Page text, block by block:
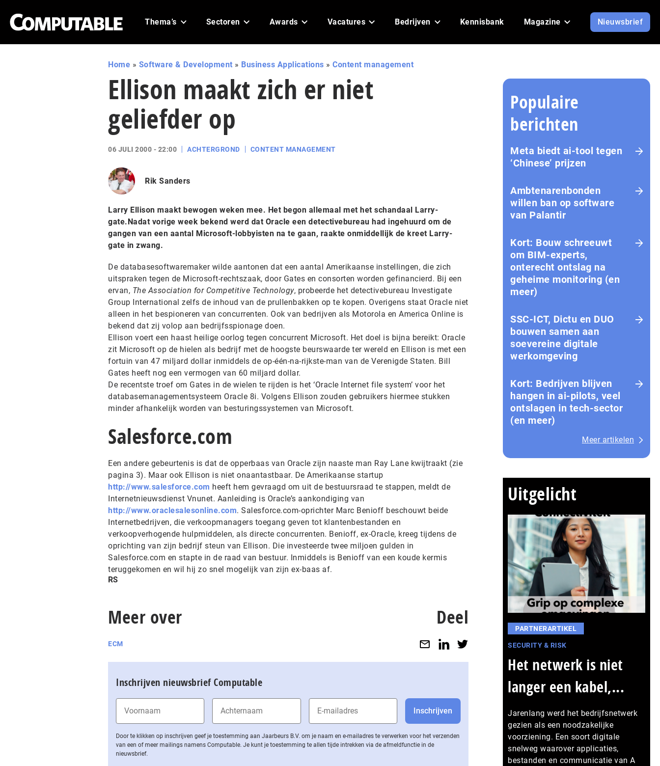
Thema’s Sectoren Awards Vacatures Bedrijven Kennisbank Magazine Nieuwsbrief
Home » Software & Development » Business Applications » Content management
Ellison maakt zich er niet
geliefder op
06 JULI 2000 - 22:00 ACHTERGROND CONTENT MANAGEMENT
Rik Sanders
Larry Ellison maakt bewogen weken mee. Het begon allemaal met het schandaal Larry-
gate.Nadat vorige week bekend werd dat Oracle een detectivebureau had ingehuurd om de
gangen van een aantal Microsoft-lobbyisten na te gaan, raakte onmiddellijk de kreet Larry-
gate in zwang.
De databasesoftwaremaker wilde aantonen dat een aantal Amerikaanse instellingen, die zich
uitspraken tegen de Microsoft-rechtszaak, door Gates en consorten worden gefinancierd. Bij een
ervan, The Association for Competitive Technology, probeerde het detectivebureau Investigate
Group International zelfs de inhoud van de prullenbakken op te kopen. Overigens staat Oracle niet
alleen in het bespioneren van concurrenten. Ook van bedrijven als Motorola en America Online is
bekend dat zij volop aan bedrijfsspionage doen.
Ellison voert een haast heilige oorlog tegen concurrent Microsoft. Het doel is bijna bereikt: Oracle
zit Microsoft op de hielen als bedrijf met de hoogste beurswaarde ter wereld en Ellison is met een
fortuin van 47 miljard dollar inmiddels de op-één-na-rijkste-man van de Verenigde Staten. Bill
Gates heeft nog een vermogen van 60 miljard dollar.
De recentste troef om Gates in de wielen te rijden is het ‘Oracle Internet file system’ voor het
databasemanagementsysteem Oracle 8i. Volgens Ellison zouden gebruikers hiermee stukken
minder afhankelijk worden van besturingssystemen van Microsoft.
Salesforce.com
Een andere gebeurtenis is dat de opperbaas van Oracle zijn naaste man Ray Lane kwijtraakt (zie
pagina 3). Maar ook Ellison is niet onaantastbaar. De Amerikaanse startup
http://www.salesforce.com heeft hem gevraagd om uit de bestuursraad te stappen, meldt de
Internetnieuwsdienst Vnunet. Aanleiding is Oracle’s aankondiging van
http://www.oraclesalesonline.com. Salesforce.com-oprichter Marc Benioff beschouwt beide
Internetbedrijven, die verkoopmanagers toegang geven tot klantenbestanden en
verkoopverhogende hulpmiddelen, als directe concurrenten. Benioff, ex-Oracle, kreeg tijdens de
oprichting van zijn bedrijf steun van Ellison. Die investeerde twee miljoen gulden in
Salesforce.com en stapte in de raad van bestuur. Inmiddels is Benioff van een koude kermis
teruggekomen en wil hij zo snel mogelijk van zijn ex-baas af.
RS
Meer over
ECM
Deel
Inschrijven nieuwsbrief Computable
Door te klikken op inschrijven geef je toestemming aan Jaarbeurs B.V. om je naam en e-mailadres te verwerken voor het verzenden
van een of meer mailings namens Computable. Je kunt je toestemming te allen tijde intrekken via de af­meld­func­tie in de
nieuwsbrief.
Populaire
berichten
Meta biedt ai-tool tegen
‘Chinese’ prijzen
Ambtenarenbonden
willen ban op software
van Palantir
Kort: Bouw schreeuwt
om BIM-experts,
onterecht ontslag na
geheime monitoring (en
meer)
SSC-ICT, Dictu en DUO
bouwen samen aan
soevereine digitale
werkomgeving
Kort: Bedrijven blijven
hangen in ai-pilots, veel
ontslagen in tech-sector
(en meer)
Meer artikelen
Uitgelicht
PARTNERARTIKEL
SECURITY & RISK
Het netwerk is niet
langer een kabel,...
Jarenlang werd het bedrijfsnetwerk
gezien als een noodzakelijke
voorziening. Een soort digitale
snelweg waarover applicaties,
bestanden en communicatie van A